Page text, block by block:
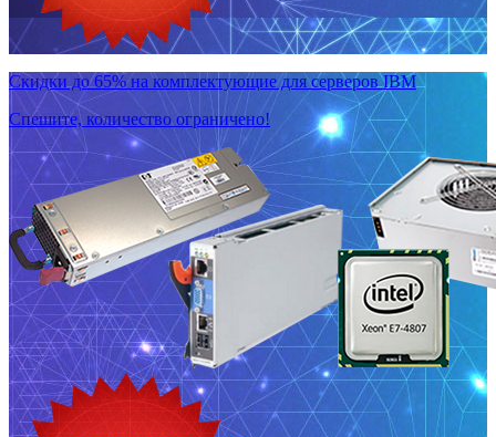
Скидки до 65% на комплектующие для серверов IBM
Спешите, количество ограничено!